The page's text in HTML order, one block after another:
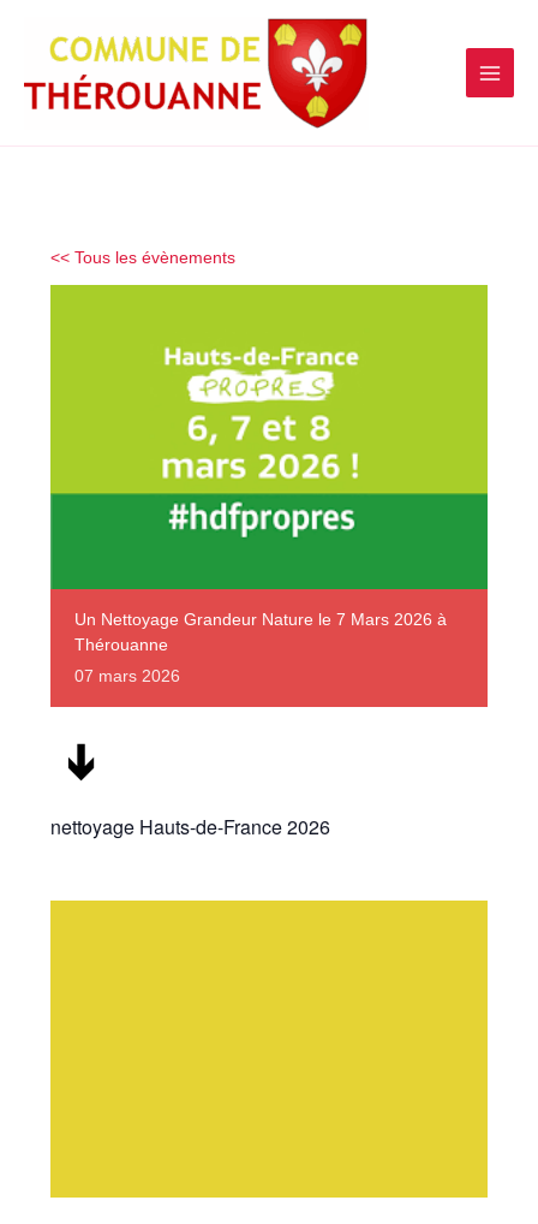
contenu
<< Tous les évènements
Un Nettoyage Grandeur Nature le 7 Mars 2026 à
Thérouanne
07 mars 2026
nettoyage Hauts-de-France 2026